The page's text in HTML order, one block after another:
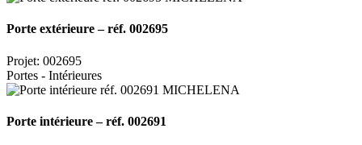
Porte extérieure – réf. 002695
Projet: 002695
Portes - Intérieures
Porte intérieure – réf. 002691